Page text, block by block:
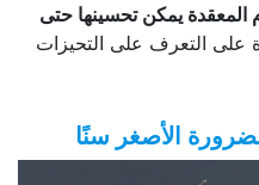
المعقدة يمكن تحسينها حتى
على التعرف على التحيزات
الأصغر سنًا